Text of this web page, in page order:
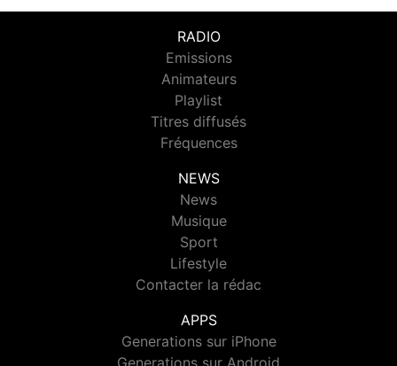
RADIO
Emissions
Animateurs
Playlist
Titres diffusés
Fréquences
NEWS
News
Musique
Sport
Lifestyle
Contacter la rédac
APPS
Generations sur iPhone